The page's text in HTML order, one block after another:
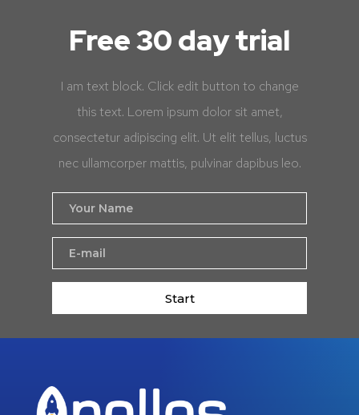
Free 30 day trial
I am text block. Click edit button to change
this text. Lorem ipsum dolor sit amet,
consectetur adipiscing elit. Ut elit tellus, luctus
nec ullamcorper mattis, pulvinar dapibus leo.
Start